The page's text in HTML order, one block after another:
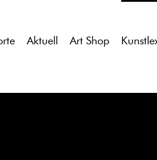
Aktuell Art Shop